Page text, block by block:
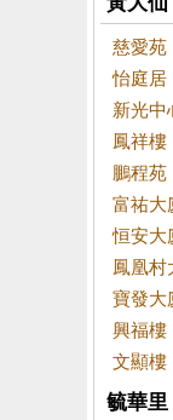
慈愛苑
怡庭居
新光中
鳳祥樓
鵬程苑
富祐大
恒安大
鳳凰村
寶發大
興福樓
文顯樓
毓華里